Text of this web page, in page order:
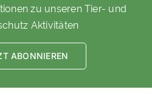
zu unseren Tier- und
Aktivitäten
ABONNIEREN